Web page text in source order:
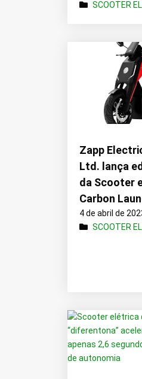
SCOOTER
Zapp
Ltd. lança
da Scooter
Carbon
4 de abril de
SCOOTER